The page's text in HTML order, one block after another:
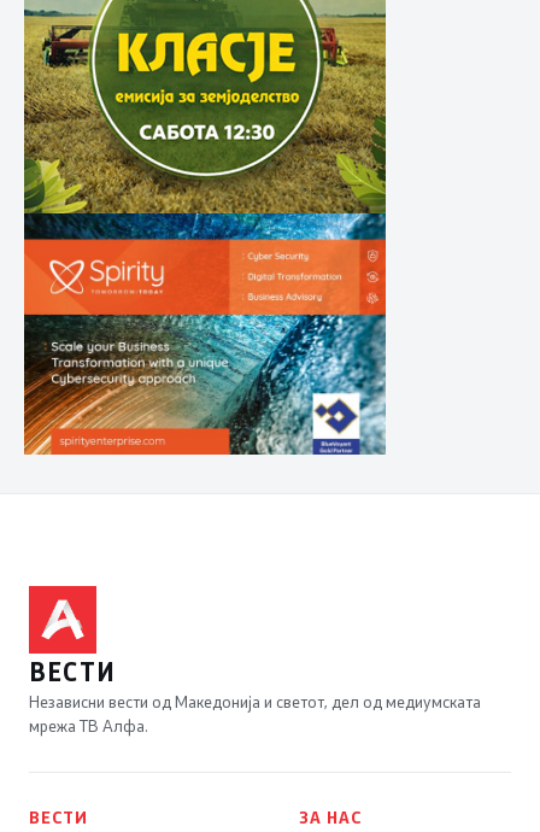
ВЕСТИ
Независни вести од Македонија и светот, дел од медиумската
мрежа ТВ Алфа.
ВЕСТИ
ЗА НАС